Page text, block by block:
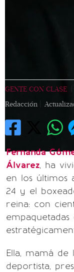
GENTE CON CLASE
Redacción |
Fernanda
Álvarez, ha
en los últimos
24 y el
reina: con
Ella, mamá
deportista,